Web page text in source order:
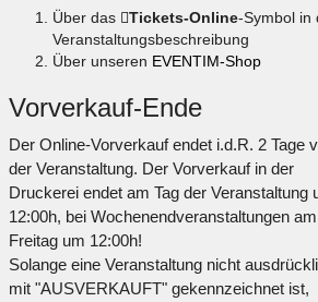
Über das Tickets-Online-Symbol in
Veranstaltungsbeschreibung
Über unseren EVENTIM-Shop
Vorverkauf-Ende
Der Online-Vorverkauf endet i.d.R. 2 Tage
der Veranstaltung. Der Vorverkauf in der
Druckerei endet am Tag der Veranstaltung
12:00h, bei Wochenendveranstaltungen am
Freitag um 12:00h!
Solange eine Veranstaltung nicht
mit "AUSVERKAUFT" gekennzeichnet ist,